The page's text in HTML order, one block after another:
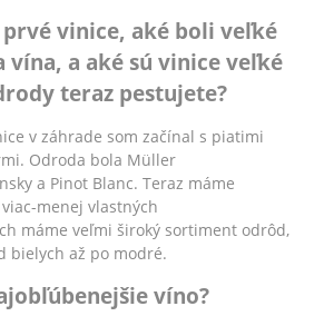
prvé vinice, aké boli veľké
vína, a aké sú vinice veľké
teraz pestujete?
v záhrade som začínal s piatimi
Odroda bola Müller
a Pinot Blanc. Teraz máme
menej vlastných
máme veľmi široký sortiment odrôd,
bielych až po modré.
víno?